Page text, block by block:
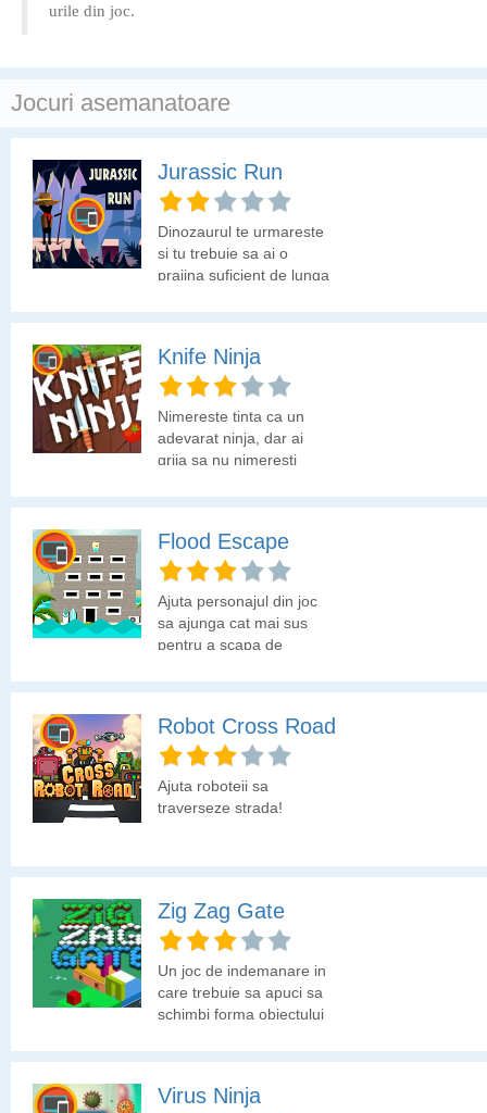
urile din joc.
Jocuri asemanatoare
Jurassic Run
Dinozaurul te urmareste
si tu trebuie sa ai o
prajina suficient de lunga
Knife Ninja
Nimereste tinta ca un
adevarat ninja, dar ai
grija sa nu nimeresti
Flood Escape
Ajuta personajul din joc
sa ajunga cat mai sus
pentru a scapa de
Robot Cross Road
Ajuta roboteii sa
traverseze strada!
Zig Zag Gate
Un joc de indemanare in
care trebuie sa apuci sa
schimbi forma obiectului
permite sa treaca de
Virus Ninja